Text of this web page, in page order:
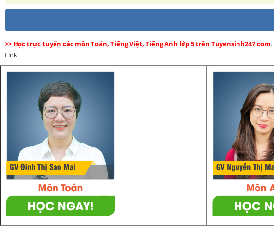
>> Học trực tuyến các môn Toán, Tiếng Việt, Tiếng Anh lớp 5 trên Tuyensinh247.com
Link